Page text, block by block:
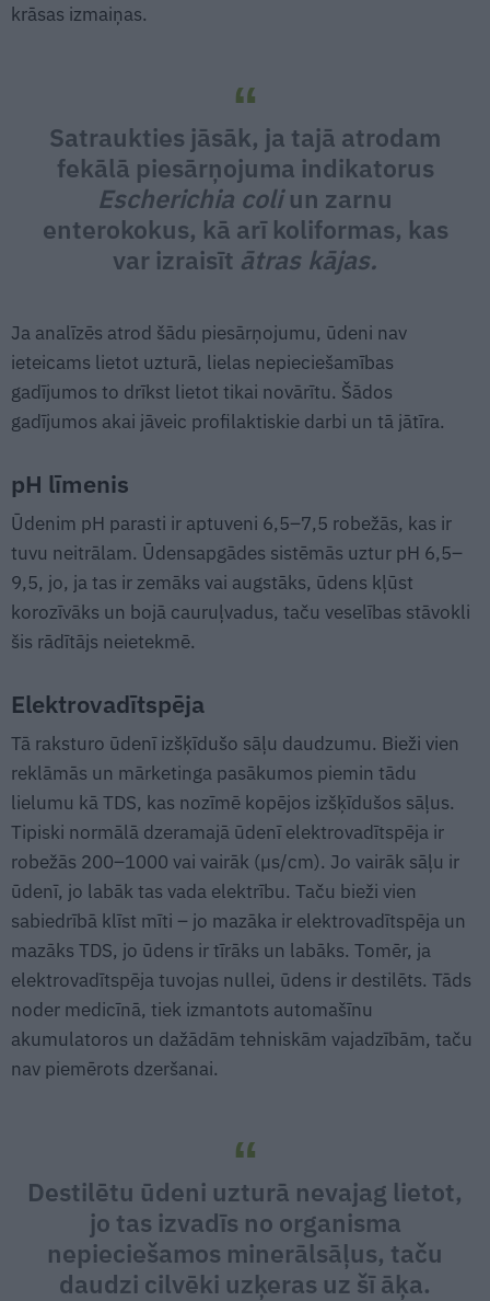
krāsas izmaiņas.
Satraukties jāsāk, ja tajā atrodam
fekālā piesārņojuma indikatorus
Escherichia coliun zarnu
enterokokus, kā arī koliformas, kas
var izraisīt ātras kājas.
Ja analīzēs atrod šādu piesārņojumu, ūdeni nav
ieteicams lietot uzturā, lielas nepieciešamības
gadījumos to drīkst lietot tikai novārītu. Šādos
gadījumos akai jāveic profilaktiskie darbi un tā jātīra.
pH līmenis
Ūdenim pH parasti ir aptuveni 6,5–7,5 robežās, kas ir
tuvu neitrālam. Ūdensapgādes sistēmās uztur pH 6,5–
9,5, jo, ja tas ir zemāks vai augstāks, ūdens kļūst
korozīvāks un bojā cauruļvadus, taču veselības stāvokli
šis rādītājs neietekmē.
Elektrovadītspēja
Tā raksturo ūdenī izšķīdušo sāļu daudzumu. Bieži vien
reklāmās un mārketinga pasākumos piemin tādu
lielumu kā TDS, kas nozīmē kopējos izšķīdušos sāļus.
Tipiski normālā dzeramajā ūdenī elektrovadītspēja ir
robežās 200–1000 vai vairāk (µs/cm). Jo vairāk sāļu ir
ūdenī, jo labāk tas vada elektrību. Taču bieži vien
sabiedrībā klīst mīti – jo mazāka ir elektrovadītspēja un
mazāks TDS, jo ūdens ir tīrāks un labāks. Tomēr, ja
elektrovadītspēja tuvojas nullei, ūdens ir destilēts. Tāds
noder medicīnā, tiek izmantots automašīnu
akumulatoros un dažādām tehniskām vajadzībām, taču
nav piemērots dzeršanai.
Destilētu ūdeni uzturā nevajag lietot,
jo tas izvadīs no organisma
nepieciešamos minerālsāļus, taču
daudzi cilvēki uzķeras uz šī āķa.